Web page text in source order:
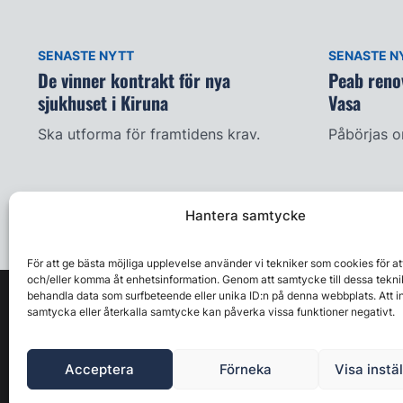
Hantera samtycke
För att ge bästa möjliga upplevelse använder vi tekniker som cookies för
och/eller komma åt enhetsinformation. Genom att samtycke till dessa
behandla data som surfbeteende eller unika ID:n på denna webbplats. Att
samtycka eller återkalla samtycke kan påverka vissa funktioner negativt.
Acceptera Förneka Visa
SENASTE NYTT
De vinner kontrakt för nya
sjukhuset i Kiruna
Ska utforma för framtidens krav.
SENASTE
Peab
Vasa
Påbörjas